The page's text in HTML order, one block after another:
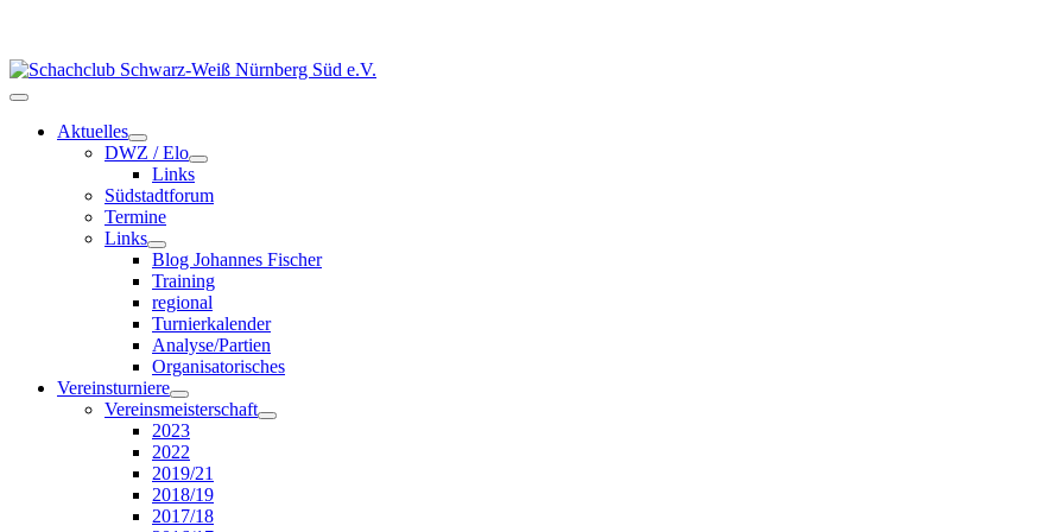
Aktuelles
DWZ / Elo
Links
Südstadtforum
Termine
Links
Blog Johannes Fischer
Training
regional
Turnierkalender
Analyse/Partien
Organisatorisches
Vereinsturniere
Vereinsmeisterschaft
2023
2022
2019/21
2018/19
2017/18